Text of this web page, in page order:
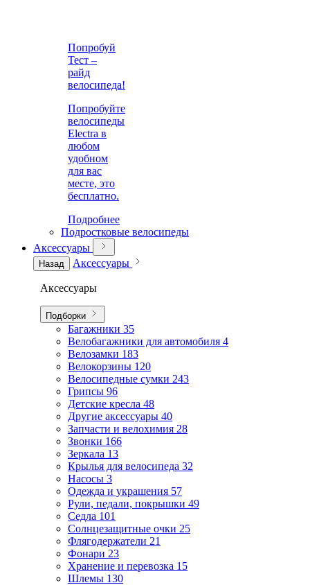
Попробуй
Тест –
райд
велосипеда!
Попробуйте
велосипеды
Electra в
любом
удобном
для вас
месте, это
бесплатно.
Подробнее
Подростковые велосипеды
Аксессуары
Назад Аксессуары
Аксессуары
Подборки
Багажники 35
Велобагажники для автомобиля 4
Велозамки 183
Велокорзины 120
Велосипедные сумки 243
Грипсы 96
Детские кресла 48
Другие аксессуары 40
Запчасти и велохимия 28
Звонки 166
Зеркала 13
Крылья для велосипеда 32
Насосы 3
Одежда и украшения 57
Рули, педали, покрышки 49
Седла 101
Солнцезащитные очки 25
Флягодержатели 21
Фонари 23
Хранение и перевозка 15
Шлемы 130